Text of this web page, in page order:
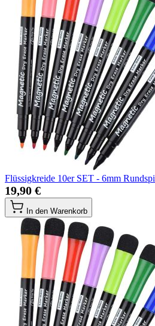
Flüssigkreide 10er SET - 6mm
19,90 €
In den Warenkorb